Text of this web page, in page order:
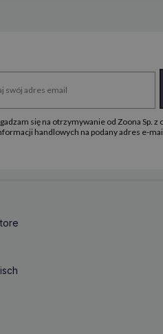
się na otrzymywanie od Zoona Sp. z
handlowych na podany adres e-